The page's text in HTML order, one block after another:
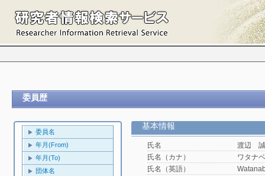
委員歴
委員名
年月(From)
年月(To)
団体名
基本情報
氏名
渡辺
氏名（カナ）
ワタナ
氏名（英語）